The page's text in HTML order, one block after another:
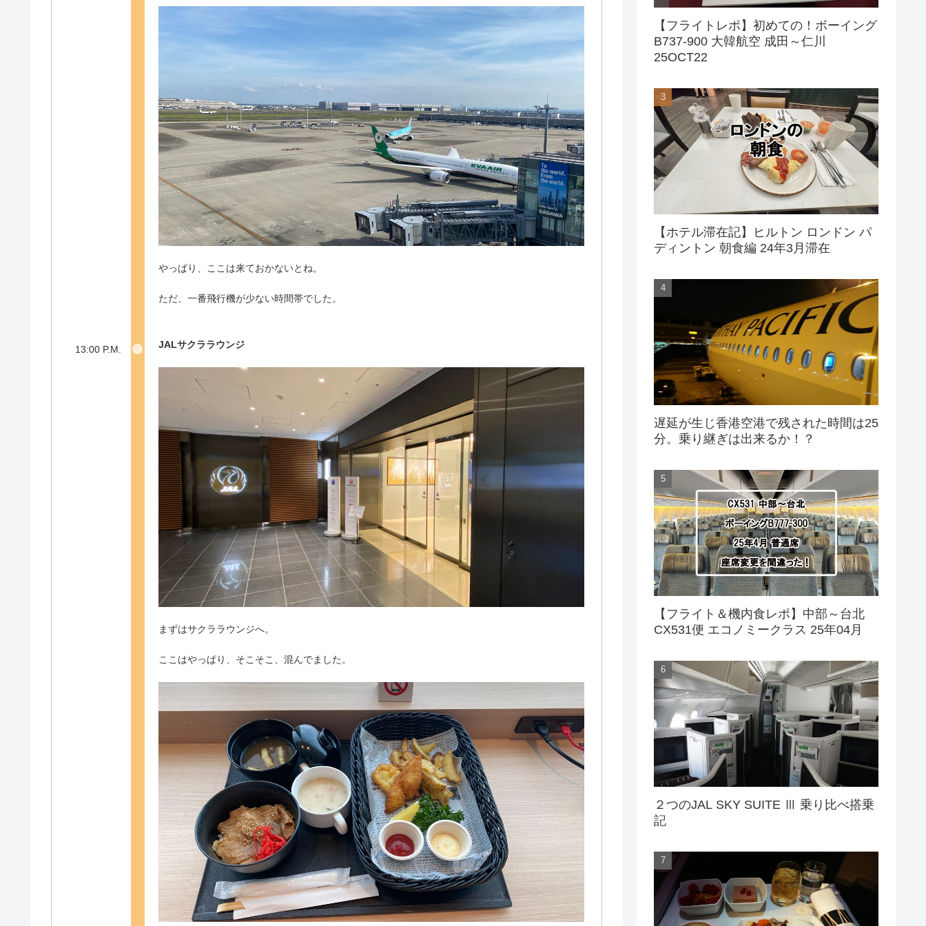
やっぱり、ここは来ておかないとね。
ただ、一番飛行機が少ない時間帯でした。
13:00 P.M. JALサクララウンジ
まずはサクララウンジへ。
ここはやっぱり、そこそこ、混んでました。
【フライトレポ】初めての！ボーイング
B737-900 大韓航空 成田～仁川
25OCT22
【ホテル滞在記】ヒルトン ロンドン パ
ディントン 朝食編 24年3月滞在
遅延が生じ香港空港で残された時間は25
分。乗り継ぎは出来るか！？
【フライト＆機内食レポ】中部～台北
CX531便 エコノミークラス 25年04月
２つのJAL SKY SUITE Ⅲ 乗り比べ搭乗
記